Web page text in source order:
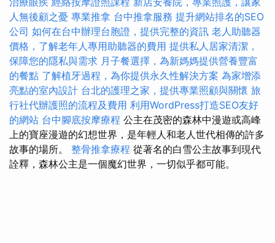
人無後顧之憂 專業推拿 台中推拿服務 提升網站排名的SEO
公司 如何在台中辦理台胞證，提供完整的資訊 老人助聽器
價格，了解老年人專用助聽器的費用 提供私人居家清潔，
保障您的隱私與需求 月子餐選擇，為新媽媽提供營養豐富
的餐點 了解植牙過程，為你提供永久性解決方案 為家增添
亮點的室內設計 台北的護理之家，提供專業照顧與關懷 旅
行社代辦護照的流程及費用 利用WordPress打造SEO友好
的網站 台中腳底按摩療程 公主在茂密的森林中漫遊或高峰
上的寶座漫遊的幻想世界，是年輕人和老人世代相傳的許多
故事的場所。 整骨推拿療程 從著名的白雪公主故事到現代
詮釋，森林公主是一個魔幻世界，一切似乎都可能。